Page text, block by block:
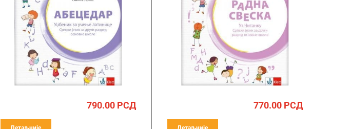
790.00РСД 770.00РСД